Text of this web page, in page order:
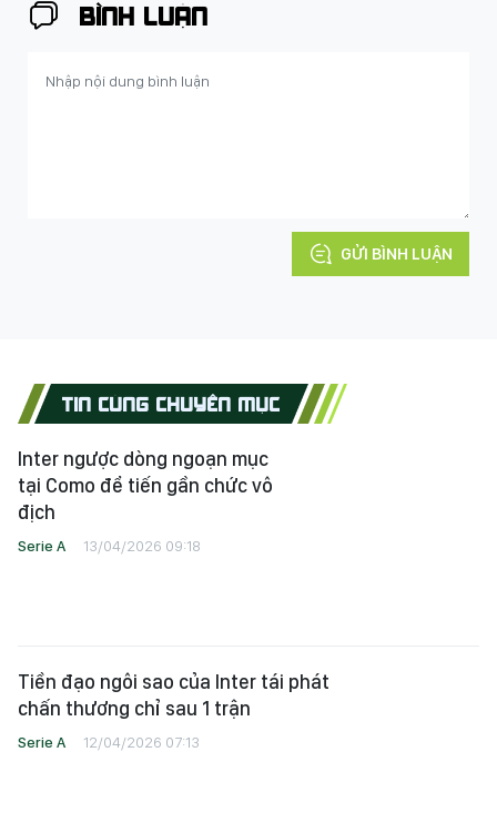
BÌNH LUẬN
GỬI BÌNH LUẬN
TIN CÙNG CHUYÊN MỤC
Inter ngược dòng ngoạn mục
tại Como để tiến gần chức vô
địch
Serie A 13/04/2026 09:18
Tiền đạo ngôi sao của Inter tái phát
chấn thương chỉ sau 1 trận
Serie A 12/04/2026 07:13